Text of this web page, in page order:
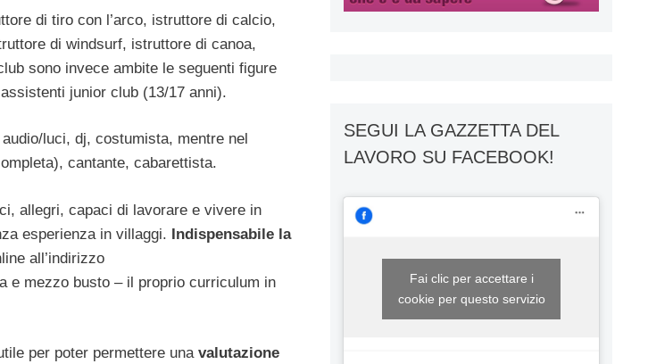
di tiro con l’arco, istruttore di calcio,
di windsurf, istruttore di canoa,
sono invece ambite le seguenti figure
junior club (13/17 anni).
luci, dj, costumista, mentre nel
cantante, cabarettista.
allegri, capaci di lavorare e vivere in
esperienza in villaggi. Indispensabile la
all’indirizzo
e mezzo busto – il proprio curriculum in
per poter permettere una valutazione
SEGUI LA GAZZETTA DEL
LAVORO SU FACEBOOK!
Fai clic per accettare i
cookie per questo servizio